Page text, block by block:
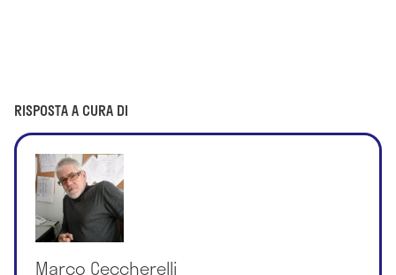
RISPOSTA A CURA DI
Marco Ceccherelli